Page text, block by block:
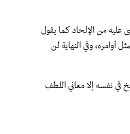
من الإلحاد كما يقول
أوامره، وفي النهاية لن
في نفسه إلا معاني اللطف